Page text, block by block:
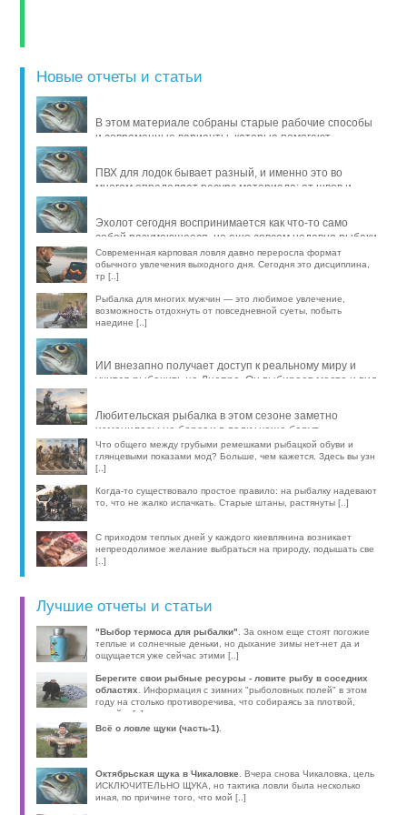
Новые отчеты и статьи
В этом материале собраны старые рабочие способы
и современные варианты, которые помогают
ПВХ для лодок бывает разный, и именно это во
многом определяет ресурс материала: от швов и
Эхолот сегодня воспринимается как что-то само
собой разумеющееся, но еще совсем недавно рыбаки
обходились б [..]
Современная карповая ловля давно переросла формат
обычного увлечения выходного дня. Сегодня это дисциплина,
тр [..]
Рыбалка для многих мужчин — это любимое увлечение,
возможность отдохнуть от повседневной суеты, побыть
наедине [..]
ИИ внезапно получает доступ к реальному миру и
учится рыбачить на Днепре. Он выбирает место и вид
Любительская рыбалка в этом сезоне заметно
изменилась: на берег и в лодку чаще берут
компактные эхолоты, об [..]
Что общего между грубыми ремешками рыбацкой обуви и
глянцевыми показами мод? Больше, чем кажется. Здесь вы узн
[..]
Когда-то существовало простое правило: на рыбалку надевают
то, что не жалко испачкать. Старые штаны, растянуты [..]
С приходом теплых дней у каждого киевлянина возникает
непреодолимое желание выбраться на природу, подышать све
[..]
Лучшие отчеты и статьи
"Выбор термоса для рыбалки". За окном еще стоят погожие
теплые и солнечные деньки, но дыхание зимы нет-нет да и
ощущается уже сейчас этими [..]
Берегите свои рыбные ресурсы - ловите рыбу в соседних
областях
. Информация с зимних "рыболовных полей" в этом
году на столько противоречива, что собираясь за плотвой,
волей-н [..]
Всё о ловле щуки (часть-1)
Октябрьская щука в Чикаловке. Вчера снова Чикаловка, цель
ИСКЛЮЧИТЕЛЬНО ЩУКА, но тактика ловли была несколько
иная, по причине того, что мой [..]